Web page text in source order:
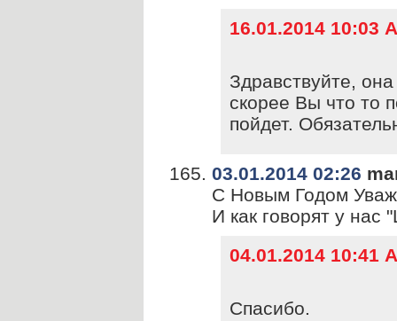
16.01.2014 10:03
Здравствуйте,
скорее Вы что то
пойдет.
03.01.2014 02:26
С Новым Годом
И как говорят у
04.01.2014 10:41
Спасибо.